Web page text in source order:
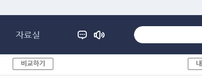
자료실
비교하기